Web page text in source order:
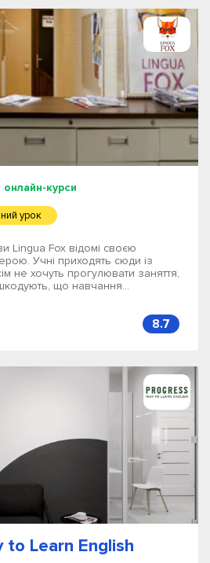
онлайн-курси
урок
Lingua Fox відомі своєю
Учні приходять сюди із
не хочуть прогулювати заняття,
що навчання...
8.7
to Learn English